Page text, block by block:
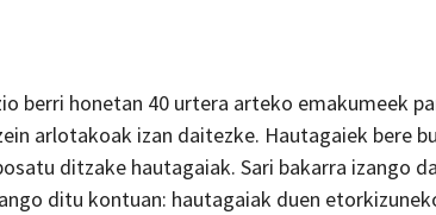
berri honetan 40 urtera arteko emakumeek
arlotakoak izan daitezke. Hautagaiek bere
ditzake hautagaiak. Sari bakarra izango
ditu kontuan: hautagaiak duen